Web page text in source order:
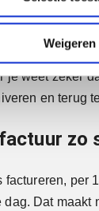
Weigeren
daarmee
je weet zeker
en terug
zo
factureren, per
Dat maakt